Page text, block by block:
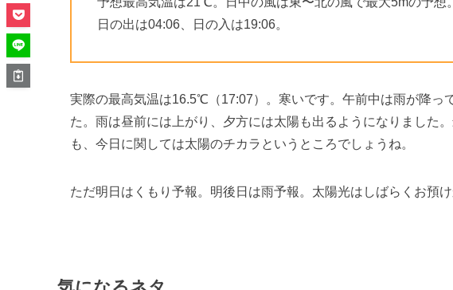
日の出は04:06、日の入は19:06。
実際の最高気温は16.5℃（17:07）。寒いです。午前中は雨が降っ
た。雨は昼前には上がり、夕方には太陽も出るようになりました
も、今日に関しては太陽のチカラというところでしょうね。
ただ明日はくもり予報。明後日は雨予報。太陽光はしばらくお預け